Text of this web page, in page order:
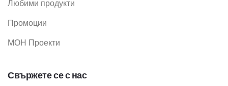
Любими продукти
Промоции
МОН Проекти
Свържете се с нас